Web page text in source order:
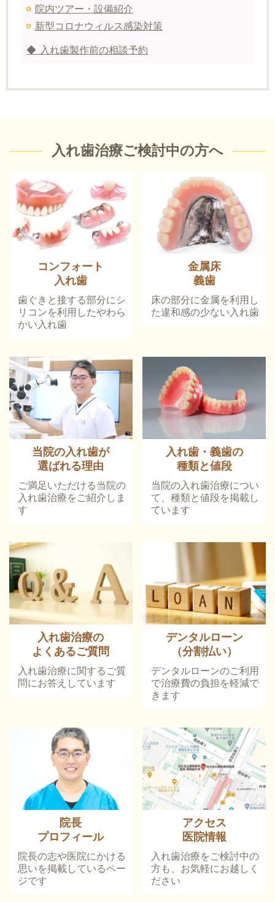
院内ツアー・設備紹介
新型コロナウィルス感染対策
◆ 入れ歯製作前の相談予約
入れ歯治療ご検討中の方へ
コンフォート
入れ歯
歯ぐきと接する部分にシ
リコンを利用したやわら
かい入れ歯
金属床
義歯
床の部分に金属を利用し
た違和感の少ない入れ歯
当院の入れ歯が
選ばれる理由
ご満足いただける当院の
入れ歯治療をご紹介しま
す
入れ歯・義歯の
種類と値段
当院の入れ歯治療につい
て、種類と値段を掲載し
ています
入れ歯治療の
よくあるご質問
入れ歯治療に関するご質
問にお答えしています
デンタルローン
（分割払い）
デンタルローンのご利用
で治療費の負担を軽減で
きます
院長
プロフィール
院長の志や医院にかける
思いを掲載しているペー
ジです
アクセス
医院情報
入れ歯治療をご検討中の
方も、お気軽にお越しく
ださい